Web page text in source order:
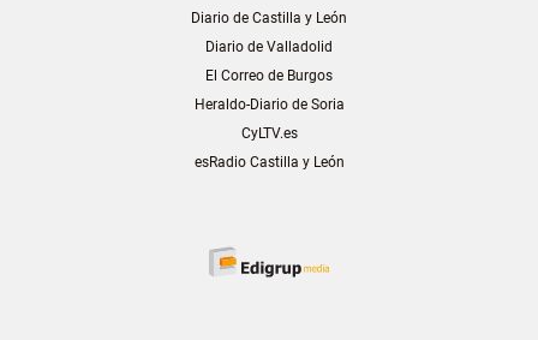
Diario de Castilla y León
Diario de Valladolid
El Correo de Burgos
Heraldo-Diario de Soria
CyLTV.es
esRadio Castilla y León